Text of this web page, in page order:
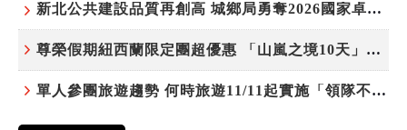
新北公共建設品質再創高 城鄉局勇奪2026國家卓越建設獎6項殊榮
尊榮假期紐西蘭限定團超優惠 「山嵐之境10天」挑戰市場最高CP值
單人參團旅遊趨勢 何時旅遊11/11起實施「領隊不配房」 落單更免收單房差